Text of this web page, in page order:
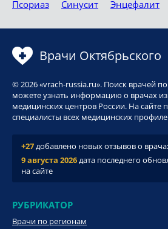
Псориаз
Синусит Энцефалит
Врачи Октябрьского
© 2026 «vrach-russia.ru». Поиск врачей
можете узнать информацию о врачах
медицинских центров России. На сайте
специалисты всех медицинских
+27добавлено новых отзывов о
9 августа 2026дата последнего
на сайте
РУБРИКАТОР
Врачи по регионам